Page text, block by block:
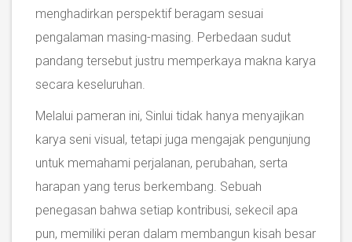
menghadirkan perspektif beragam sesuai
pengalaman masing-masing. Perbedaan sudut
pandang tersebut justru memperkaya makna karya
secara keseluruhan.
Melalui pameran ini, Sinlui tidak hanya menyajikan
karya seni visual, tetapi juga mengajak pengunjung
untuk memahami perjalanan, perubahan, serta
harapan yang terus berkembang. Sebuah
penegasan bahwa setiap kontribusi, sekecil apa
pun, memiliki peran dalam membangun kisah besar